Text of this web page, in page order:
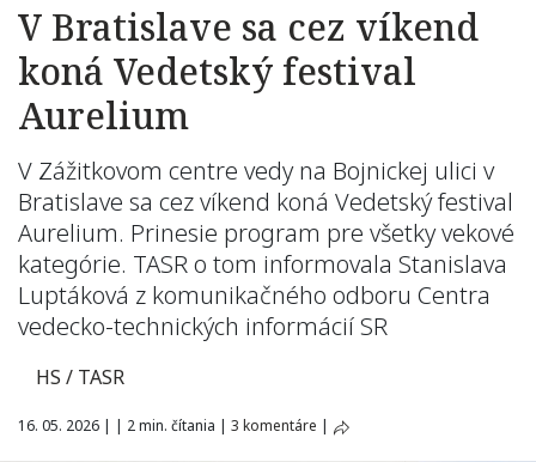
V Bratislave sa cez víkend
koná Vedetský festival
Aurelium
V Zážitkovom centre vedy na Bojnickej ulici v
Bratislave sa cez víkend koná Vedetský festival
Aurelium. Prinesie program pre všetky vekové
kategórie. TASR o tom informovala Stanislava
Luptáková z komunikačného odboru Centra
vedecko-technických informácií SR
HS / TASR
16. 05. 2026 | | 2 min. čítania | 3 komentáre |